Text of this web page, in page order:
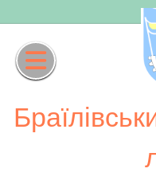
to
content